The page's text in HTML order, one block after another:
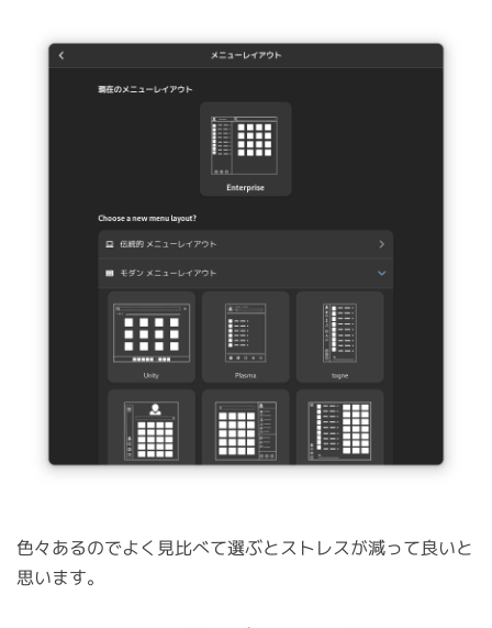
色々あるのでよく見比べて選ぶとストレスが減って良いと
思います。